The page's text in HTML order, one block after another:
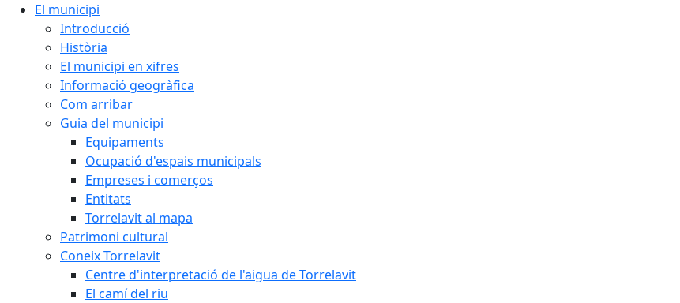
El municipi
Introducció
Història
El municipi en xifres
Informació geogràfica
Com arribar
Guia del municipi
Equipaments
Ocupació d'espais municipals
Empreses i comerços
Entitats
Torrelavit al mapa
Patrimoni cultural
Coneix Torrelavit
Centre d'interpretació de l'aigua de Torrelavit
El camí del riu